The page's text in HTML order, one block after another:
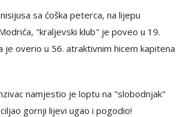
sa ćoška peterca, na lijepu
"kraljevski klub" je poveo u 19.
je overio u 56. atraktivnim hicem kapitena
namjestio je loptu na "slobodnjak"
gornji lijevi ugao i pogodio!